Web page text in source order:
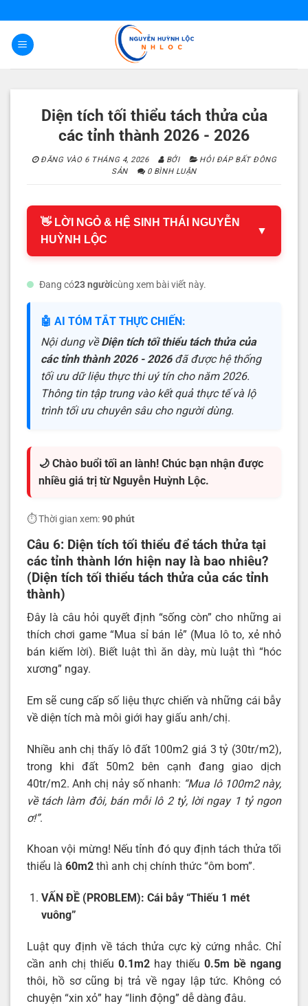
nội
dung
Diện tích tối thiểu tách thửa của
các tỉnh thành 2026 - 2026
ĐĂNG VÀO 6 THÁNG 4, 2026 BỞI
HỎI ĐÁP BẤT ĐÔNG
SẢN
0 BÌNH LUẬN
👋 LỜI NGỎ & HỆ SINH THÁI NGUYỄN
HUỲNH LỘC
▼
Đang có23 ngườicùng xem bài viết này.
🤖 AI TÓM TẮT THỰC CHIẾN:
Nội dung vềDiện tích tối thiểu tách thửa của
các tỉnh thành 2026 - 2026đã được hệ thống
tối ưu dữ liệu thực thi uý tín cho năm 2026.
Thông tin tập trung vào kết quả thực tế và lộ
trình tối ưu chuyên sâu cho người dùng.
🌙 Chào buổi tối an lành! Chúc bạn nhận được
nhiều giá trị từ Nguyễn Huỳnh Lộc.
⏱️ Thời gian xem:90 phút
Câu 6: Diện tích tối thiểu để tách thửa tại
các tỉnh thành lớn hiện nay là bao nhiêu?
(Diện tích tối thiểu tách thửa của các tỉnh
thành)
Đây là câu hỏi quyết định “sống còn” cho những ai
thích chơi game “Mua sỉ bán lẻ” (Mua lô to, xẻ nhỏ
bán kiếm lời). Biết luật thì ăn dày, mù luật thì “hóc
xương” ngay.
Em sẽ cung cấp số liệu thực chiến và những cái bẫy
về diện tích mà môi giới hay giấu anh/chị.
Nhiều anh chị thấy lô đất 100m2 giá 3 tỷ (30tr/m2),
trong khi đất 50m2 bên cạnh đang giao dịch
40tr/m2. Anh chị nảy số nhanh: “Mua lô 100m2 này,
về tách làm đôi, bán mỗi lô 2 tỷ, lời ngay 1 tỷ ngon
ơ!”.
Khoan vội mừng! Nếu tỉnh đó quy định tách thửa tối
thiểu là 60m2 thì anh chị chính thức “ôm bom”.
VẤN ĐỀ (PROBLEM): Cái bẫy “Thiếu 1 mét
vuông”
Luật quy định về tách thửa cực kỳ cứng nhắc. Chỉ
cần anh chị thiếu 0.1m2 hay thiếu 0.5m bề ngang
thôi, hồ sơ cũng bị trả về ngay lập tức. Không có
chuyện “xin xỏ” hay “linh động” dễ dàng đâu.